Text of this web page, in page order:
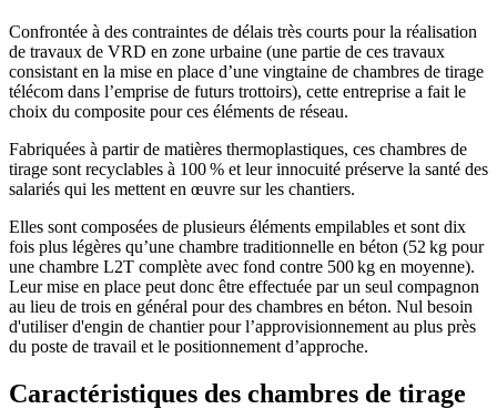
Confrontée à des contraintes de délais très courts pour la réalisation
de travaux de VRD en zone urbaine (une partie de ces travaux
consistant en la mise en place d’une vingtaine de chambres de tirage
télécom dans l’emprise de futurs trottoirs), cette entreprise a fait le
choix du composite pour ces éléments de réseau.
Fabriquées à partir de matières thermoplastiques, ces chambres de
tirage sont recyclables à 100 % et leur innocuité préserve la santé des
salariés qui les mettent en œuvre sur les chantiers.
Elles sont composées de plusieurs éléments empilables et sont dix
fois plus légères qu’une chambre traditionnelle en béton (52 kg pour
une chambre L2T complète avec fond contre 500 kg en moyenne).
Leur mise en place peut donc être effectuée par un seul compagnon
au lieu de trois en général pour des chambres en béton. Nul besoin
d'utiliser d'engin de chantier pour l’approvisionnement au plus près
du poste de travail et le positionnement d’approche.
Caractéristiques des chambres de tirage